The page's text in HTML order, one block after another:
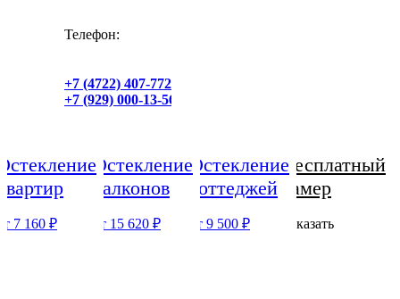
Телефон:
+7 (4722) 407-772
+7 (929) 000-13-56
7 160 ₽
Остекление
балконов
от 15 620 ₽
Остекление
коттеджей
от 9 500 ₽
Бесплатный
замер
Заказать